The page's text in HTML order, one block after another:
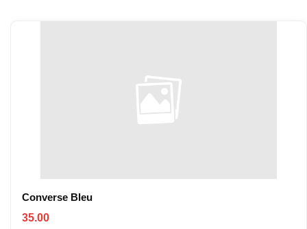
Converse Bleu
35.00